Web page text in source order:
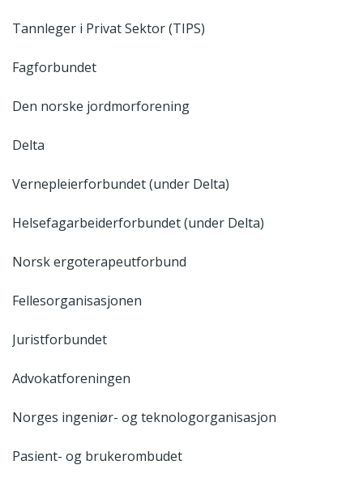
Tannleger i Privat Sektor (TIPS)
Fagforbundet
Den norske jordmorforening
Delta
Vernepleierforbundet (under Delta)
Helsefagarbeiderforbundet (under Delta)
Norsk ergoterapeutforbund
Fellesorganisasjonen
Juristforbundet
Advokatforeningen
Norges ingeniør- og teknologorganisasjon
Pasient- og brukerombudet